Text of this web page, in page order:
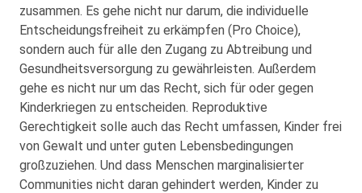
zusammen. Es gehe nicht nur darum, die individuelle
Entscheidungsfreiheit zu erkämpfen (Pro Choice),
sondern auch für alle den Zugang zu Abtreibung und
Gesundheitsversorgung zu gewährleisten. Außerdem
gehe es nicht nur um das Recht, sich für oder gegen
Kinderkriegen zu entscheiden. Reproduktive
Gerechtigkeit solle auch das Recht umfassen, Kinder frei
von Gewalt und unter guten Lebensbedingungen
großzuziehen. Und dass Menschen marginalisierter
Communities nicht daran gehindert werden, Kinder zu